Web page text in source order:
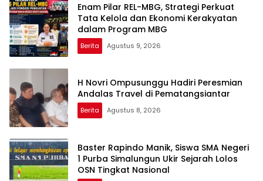
Enam Pilar REL-MBG, Strategi Perkuat
Tata Kelola dan Ekonomi Kerakyatan
dalam Program MBG
Berita Agustus 9, 2026
H Novri Ompusunggu Hadiri Peresmian
Andalas Travel di Pematangsiantar
Berita Agustus 8, 2026
Baster Rapindo Manik, Siswa SMA Negeri
1 Purba Simalungun Ukir Sejarah Lolos
OSN Tingkat Nasional